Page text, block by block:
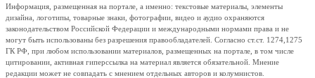
Информация, размещенная на портале, а именно: текстовые материалы, элементы
дизайна, логотипы, товарные знаки, фотографии, видео и аудио охраняются
законодательством Российской Федерации и международными нормами права и не
могут быть использованы без разрешения правообладателей. Согласно ст.ст. 1274,1275
ГК РФ, при любом использовании материалов, размещенных на портале, в том числе
цитировании, активная гиперссылка на материал является обязательной. Мнение
редакции может не совпадать с мнением отдельных авторов и колумнистов.